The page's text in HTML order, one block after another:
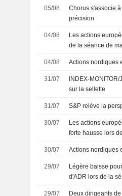
05/08
Chorus s'associe
précision
04/08
Les actions
de la séance de
04/08 Actions nordiques
31/07
INDEX-
sur la sellette
31/07 S&P relève la
30/07
Les actions
forte hausse lors
30/07 Actions nordiques
29/07
Légère baisse
d'ADR lors de la
29/07 Deux dirigeants